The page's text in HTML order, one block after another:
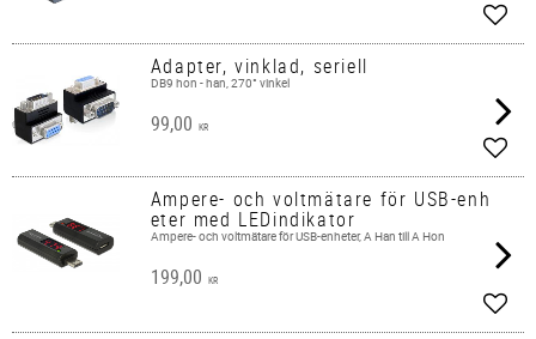
Add
Adapter, vinklad, seriell
DB9 hon - han, 270° vinkel
99,00 KR
Add
Ampere- och voltmätare för USB-enh
eter med LEDindikator
Ampere- och voltmätare för USB-enheter, A Han till A Hon
199,00 KR
Add